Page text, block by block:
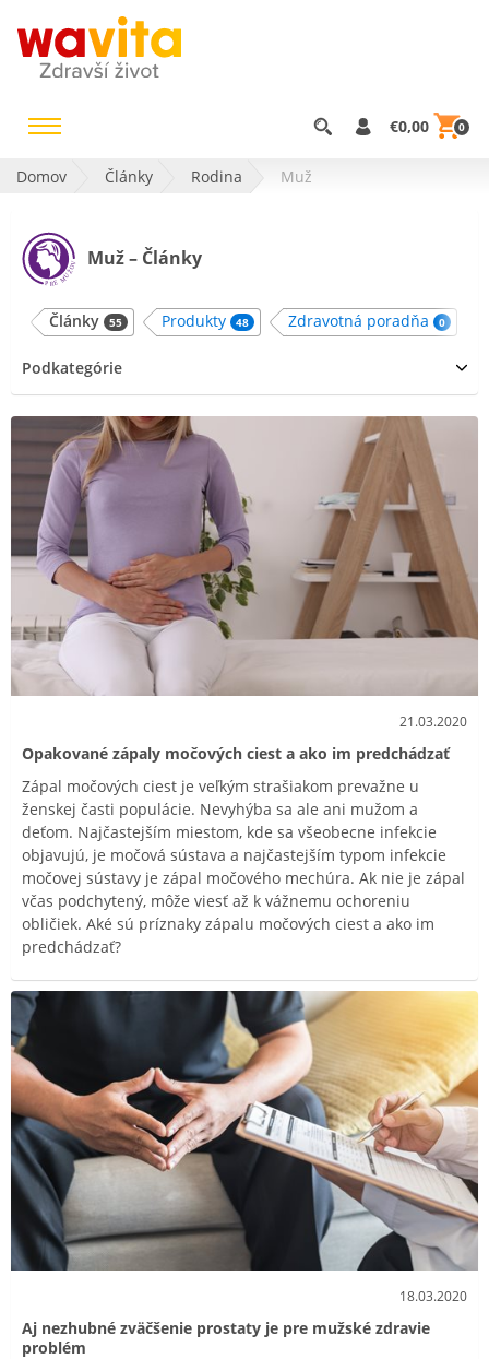
€0,00 0
Domov Články Rodina Muž
Muž – Články
Články 55 Produkty 48 Zdravotná poradňa 0
Podkategórie
21.03.2020
Opakované zápaly močových ciest a ako im predchádzať
Zápal močových ciest je veľkým strašiakom prevažne u
ženskej časti populácie. Nevyhýba sa ale ani mužom a
deťom. Najčastejším miestom, kde sa všeobecne infekcie
objavujú, je močová sústava a najčastejším typom infekcie
močovej sústavy je zápal močového mechúra. Ak nie je zápal
včas podchytený, môže viesť až k vážnemu ochoreniu
obličiek. Aké sú príznaky zápalu močových ciest a ako im
predchádzať?
18.03.2020
Aj nezhubné zväčšenie prostaty je pre mužské zdravie
problém